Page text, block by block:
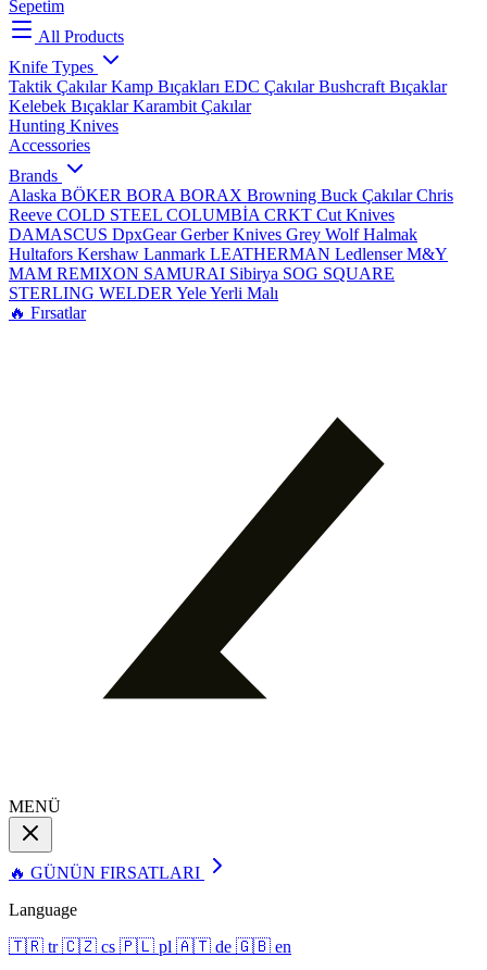
Sepetim
All Products
Knife Types
Taktik ÇakılarKamp Bıçakları EDC ÇakılarBushcraft Bıçaklar
Kelebek BıçaklarKarambit Çakılar
Hunting Knives
Accessories
Brands
Alaska BÖKER BORA BORAX Browning Buck ÇakılarChris
Reeve COLD STEEL COLUMBİA CRKT Cut Knives
DAMASCUS DpxGearGerber Knives Grey WolfHalmak
Hultafors Kershaw Lanmark LEATHERMAN LedlenserM&Y
MAM REMIXON SAMURAI Sibirya SOG SQUARE
STERLING WELDER YeleYerli Malı
🔥 Fırsatlar
MENÜ
🔥 GÜNÜN FIRSATLARI
Language
🇹🇷 tr 🇨🇿 cs 🇵🇱 pl 🇦🇹 de 🇬🇧 en